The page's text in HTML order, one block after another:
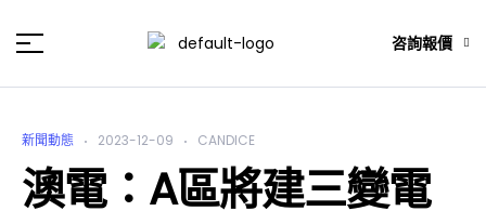
咨詢報價
新聞動態 2023-12-09 CANDICE
澳電：A區將建三變電